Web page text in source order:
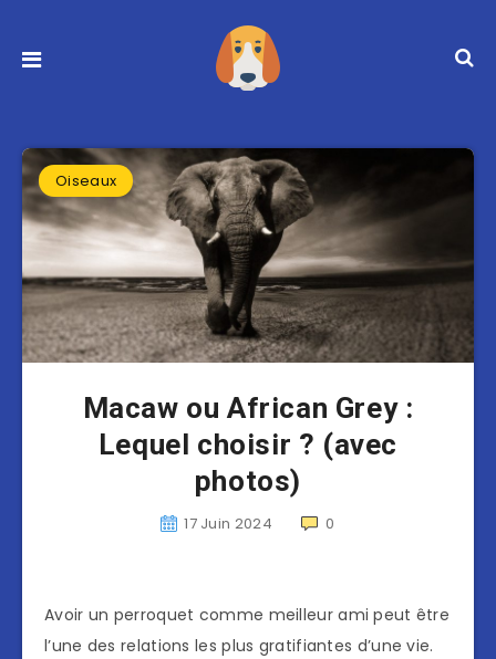
Oiseaux
Macaw ou African Grey :
Lequel choisir ? (avec
photos)
17 Juin 2024 0
Avoir un perroquet comme meilleur ami peut être
l’une des relations les plus gratifiantes d’une vie.